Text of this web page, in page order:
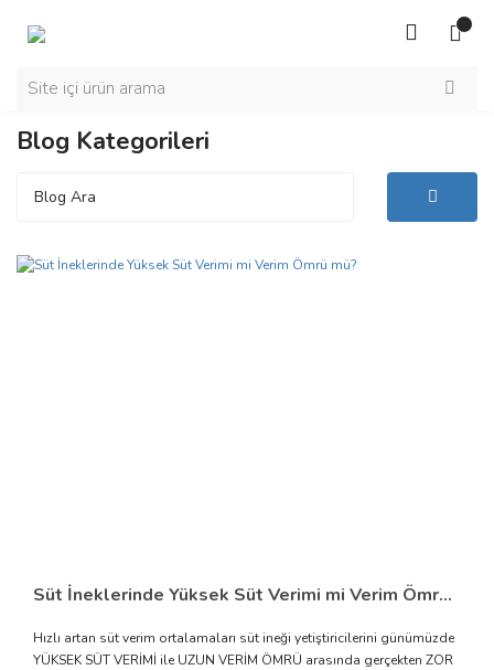
Blog Kategorileri
Süt İneklerinde Yüksek Süt Verimi mi Verim Ömrü mü?
Hızlı artan süt verim ortalamaları süt ineği yetiştiricilerini günümüzde
YÜKSEK SÜT VERİMİ ile UZUN VERİM ÖMRÜ arasında gerçekten ZOR